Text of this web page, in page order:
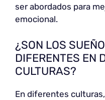
ser abordados para
emocional.
¿SON LOS
DIFERENTES EN
CULTURAS?
En diferentes